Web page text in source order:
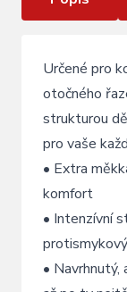
Určené pro
otočného
strukturou
pro vaše
• Extra
komfort
• Intenzívní
•